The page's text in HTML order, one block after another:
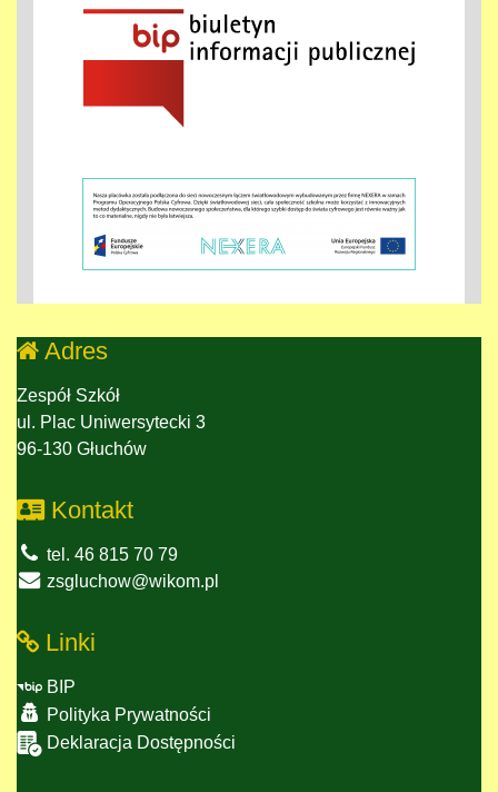
Adres
Zespół Szkół
ul. Plac Uniwersytecki 3
96-130 Głuchów
Kontakt
tel. 46 815 70 79
zsgluchow@wikom.pl
Linki
BIP
Polityka Prywatności
Deklaracja Dostępności